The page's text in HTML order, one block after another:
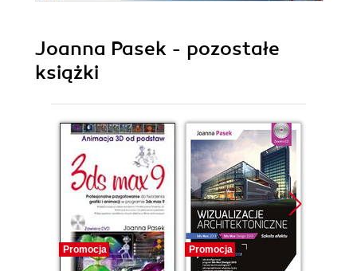
Joanna Pasek - pozostałe
książki
Promocja Promocja